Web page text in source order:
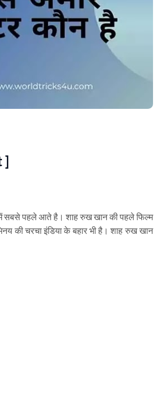
]
सबसे पहले आते है। शाह रुख खान की पहले फिल्म
की चरचा इंडिया के बहार भी है। शाह रुख खान